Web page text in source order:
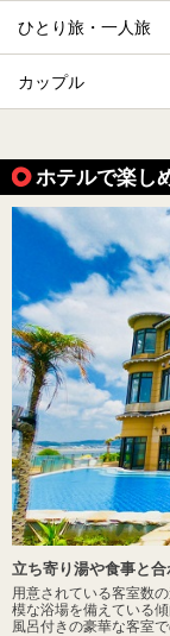
ひとり旅・一人旅
カップル
ホテルで楽し
立ち寄り湯や食事と
用意されている客室数
模な浴場を備えている
風呂付きの豪華な客室